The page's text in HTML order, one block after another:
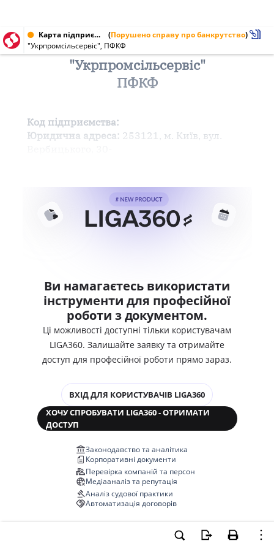
Карта підприємства від 03.10.1998 (Порушено справу про банкрутство)
"Укрпромсільсервіс", ПФКФ
"Укрпромсільсервіс"
ПФКФ
Код підприємства:
Юридична адреса: 253121, м. Київ, вул.
Ви намагаєтесь використати
інструменти для професійної
роботи з документом.
Ці можливості доступні тільки користувачам
LIGA360. Залишайте заявку та отримайте
доступ для професійної роботи прямо зараз.
ВХІД ДЛЯ КОРИСТУВАЧІВ LIGA360
ХОЧУ СПРОБУВАТИ LIGA360 - ОТРИМАТИ
ДОСТУП
Законодавство та аналітика
Корпоративні документи
Перевірка компаній та персон
Медіааналіз та репутація
Аналіз судової практики
Автоматизація договорів
НОВА LIGA360 ЗМІНЮЄ ВСЕ!